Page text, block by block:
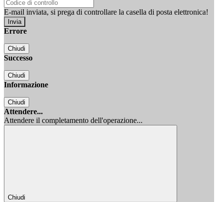
E-mail inviata, si prega di controllare la casella di posta elettronica!
Errore
Chiudi
Successo
Chiudi
Informazione
Chiudi
Attendere...
Attendere il completamento dell'operazione...
Chiudi